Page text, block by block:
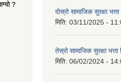
?
दोस्रो सामाजिक सुरक्षा
मिति: 03/11/2025 -
तेस्रो सामाजिक सुरक्षा
मिति: 06/02/2024 -